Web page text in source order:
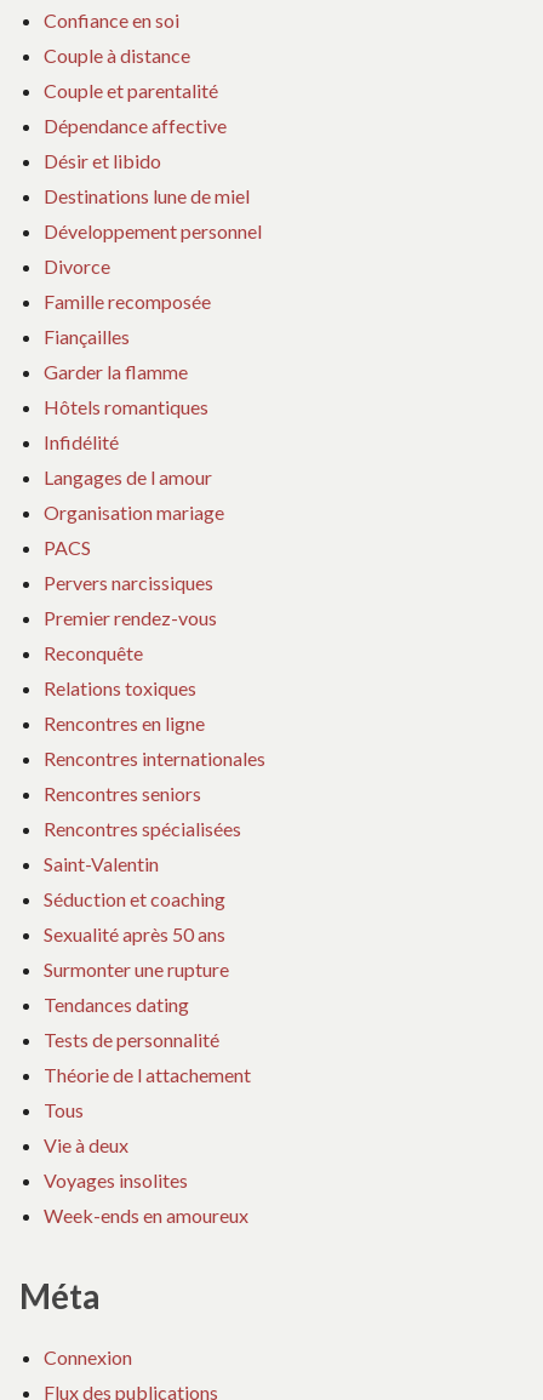
Confiance en soi
Couple à distance
Couple et parentalité
Dépendance affective
Désir et libido
Destinations lune de miel
Développement personnel
Divorce
Famille recomposée
Fiançailles
Garder la flamme
Hôtels romantiques
Infidélité
Langages de l amour
Organisation mariage
PACS
Pervers narcissiques
Premier rendez-vous
Reconquête
Relations toxiques
Rencontres en ligne
Rencontres internationales
Rencontres seniors
Rencontres spécialisées
Saint-Valentin
Séduction et coaching
Sexualité après 50 ans
Surmonter une rupture
Tendances dating
Tests de personnalité
Théorie de l attachement
Tous
Vie à deux
Voyages insolites
Week-ends en amoureux
Méta
Connexion
Flux des publications